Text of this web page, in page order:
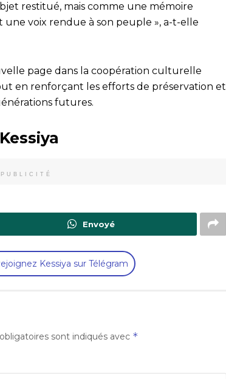
restitué, mais comme une mémoire
voix rendue à son peuple », a-t-elle
page dans la coopération culturelle
en renforçant les efforts de préservation et
futures.
PUBLICITÉ
Envoyé
Kessiya sur Télégram
sont indiqués avec *